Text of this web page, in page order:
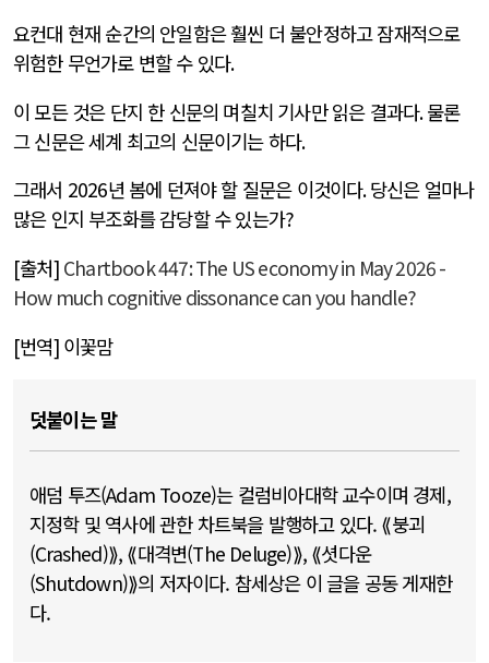
요컨대 현재 순간의 안일함은 훨씬 더 불안정하고 잠재적으로
위험한 무언가로 변할 수 있다.
이 모든 것은 단지 한 신문의 며칠치 기사만 읽은 결과다.물론
그 신문은 세계 최고의 신문이기는 하다.
그래서 2026년 봄에 던져야 할 질문은 이것이다.당신은 얼마나
많은 인지 부조화를 감당할 수 있는가?
[출처] Chartbook 447: The US economy in May 2026 -
How much cognitive dissonance can you handle?
[번역] 이꽃맘
덧붙이는 말
애덤 투즈(Adam Tooze)는 컬럼비아대학 교수이며 경제,
지정학 및 역사에 관한 차트북을 발행하고 있다. ⟪붕괴
(Crashed)⟫, ⟪대격변(The Deluge)⟫, ⟪셧다운
(Shutdown)⟫의 저자이다. 참세상은 이 글을 공동 게재한
다.